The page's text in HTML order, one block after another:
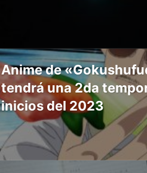
Anime de
tendrá una 2da
inicios del 2023